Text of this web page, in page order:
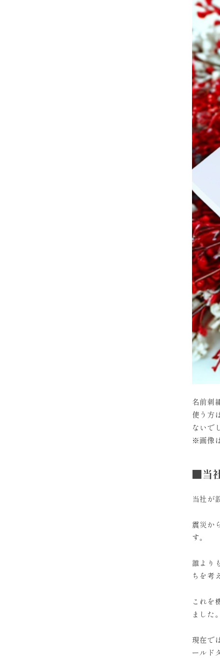
名前刺
使う方
ないで
※画像
■当
当社が
震災か
す。
誰より
ちを考
これを
ました
現在で
ールド